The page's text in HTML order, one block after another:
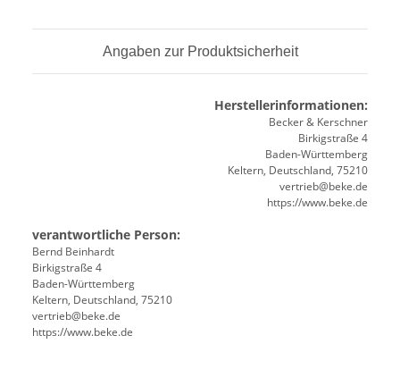
Angaben zur Produktsicherheit
Herstellerinformationen:
Becker & Kerschner
Birkigstraße 4
Baden-Württemberg
Keltern, Deutschland, 75210
vertrieb@beke.de
https://www.beke.de
verantwortliche Person:
Bernd Beinhardt
Birkigstraße 4
Baden-Württemberg
Keltern, Deutschland, 75210
vertrieb@beke.de
https://www.beke.de